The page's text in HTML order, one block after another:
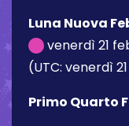
Luna Nuova
venerdì 21
(UTC: venerdì
Primo Quarto